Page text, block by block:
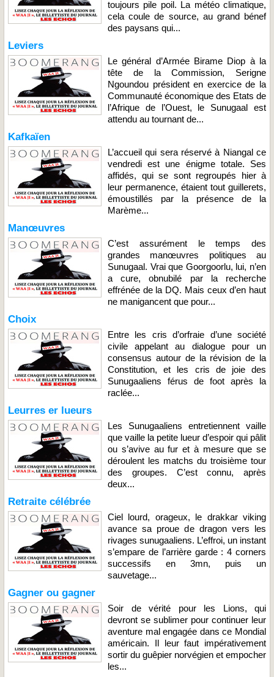
toujours pile poil. La météo climatique,
cela coule de source, au grand bénef
des paysans qui...
Leviers
Le général d’Armée Birame Diop à la
tête de la Commission, Serigne
Ngoundou président en exercice de la
Communauté économique des Etats de
l’Afrique de l’Ouest, le Sunugaal est
attendu au tournant de...
Kafkaïen
L’accueil qui sera réservé à Niangal ce
vendredi est une énigme totale. Ses
affidés, qui se sont regroupés hier à
leur permanence, étaient tout guillerets,
émoustillés par la présence de la
Marème...
Manœuvres
C’est assurément le temps des
grandes manœuvres politiques au
Sunugaal. Vrai que Goorgoorlu, lui, n’en
a cure, obnubilé par la recherche
effrénée de la DQ. Mais ceux d’en haut
ne manigancent que pour...
Choix
Entre les cris d’orfraie d’une société
civile appelant au dialogue pour un
consensus autour de la révision de la
Constitution, et les cris de joie des
Sunugaaliens férus de foot après la
raclée...
Leurres er lueurs
Les Sunugaaliens entretiennent vaille
que vaille la petite lueur d’espoir qui pâlit
ou s’avive au fur et à mesure que se
déroulent les matchs du troisième tour
des groupes. C’est connu, après
deux...
Retraite célébrée
Ciel lourd, orageux, le drakkar viking
avance sa proue de dragon vers les
rivages sunugaaliens. L’effroi, un instant
s’empare de l’arrière garde : 4 corners
successifs en 3mn, puis un
sauvetage...
Gagner ou gagner
Soir de vérité pour les Lions, qui
devront se sublimer pour continuer leur
aventure mal engagée dans ce Mondial
américain. Il leur faut impérativement
sortir du guêpier norvégien et empocher
les...